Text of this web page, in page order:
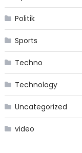
Politik
Sports
Techno
Technology
Uncategorized
video